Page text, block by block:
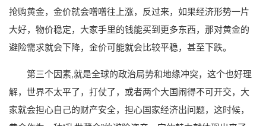
抢购黄金，金价就会噌噌往上涨，反过来，如果经济形势一片
大好，物价稳定，大家手里的钱能买到更多东西，那对黄金的
避险需求就会下降，金价可能就会比较平稳，甚至下跌。
第三个因素,就是全球的政治局势和地缘冲突，这个也好理
解，世界不太平了，打仗了，或者两个大国闹得不可开交，大
家就会担心自己的财产安全，担心国家经济出问题，这时候，